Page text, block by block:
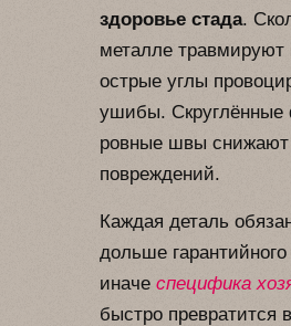
здоровье стада.
металле травмируют
острые углы
ушибы.
ровные швы снижают
повреждений.
Каждая деталь
дольше гарантийного
иначе специфика
быстро превратится